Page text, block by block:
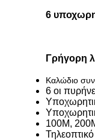
6
Γρήγορη
Καλώδιο
6 οι
100M,